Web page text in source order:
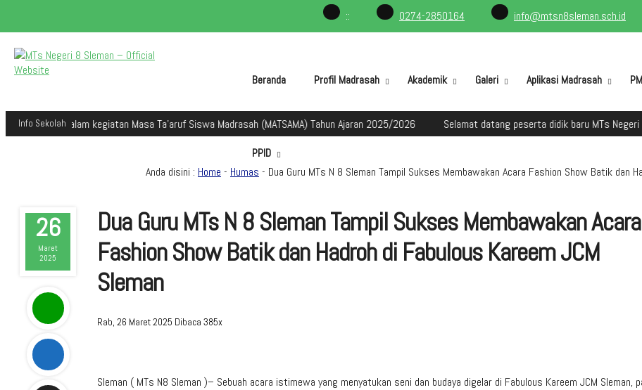
:: 0274-2850164 info@mtsn8sleman.sch.id
Beranda Profil Madrasah Akademik Galeri Aplikasi Madrasah
PPID
Info Sekolah
dalam kegiatan Masa Ta'aruf Siswa Madrasah (MATSAMA) Tahun Ajaran 2025/2026 Selamat datang peserta didik baru MTs Negeri 8 Sleman
Anda disini : Home - Humas - Dua Guru MTs N 8 Sleman Tampil Sukses Membawakan Acara Fashion Show Batik dan
26
Maret
2025
Dua Guru MTs N 8 Sleman Tampil Sukses Membawakan Acara
Fashion Show Batik dan Hadroh di Fabulous Kareem JCM
Sleman
Rab, 26 Maret 2025 Dibaca 385x
Sleman ( MTs N8 Sleman )– Sebuah acara istimewa yang menyatukan seni dan budaya digelar di Fabulous Kareem JCM Sleman,